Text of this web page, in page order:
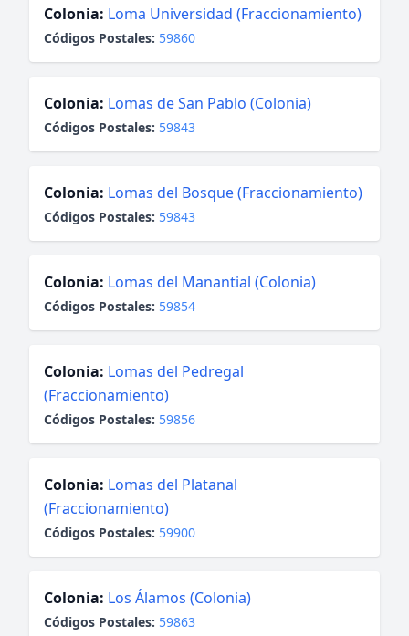
Colonia: Loma Universidad (Fraccionamiento)
Códigos Postales: 59860
Colonia: Lomas de San Pablo (Colonia)
Códigos Postales: 59843
Colonia: Lomas del Bosque (Fraccionamiento)
Códigos Postales: 59843
Colonia: Lomas del Manantial (Colonia)
Códigos Postales: 59854
Colonia: Lomas del Pedregal
(Fraccionamiento)
Códigos Postales: 59856
Colonia: Lomas del Platanal
(Fraccionamiento)
Códigos Postales: 59900
Colonia: Los Álamos (Colonia)
Códigos Postales: 59863